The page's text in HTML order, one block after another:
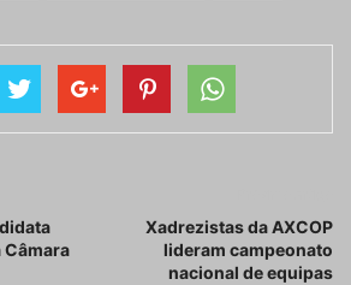
Câmara
Xadrezistas da AXCOP
lideram campeonato
nacional de equipas